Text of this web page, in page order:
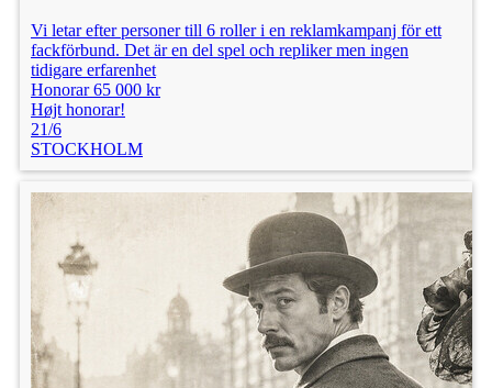
Vi letar efter personer till 6 roller i en reklamkampanj för ett
fackförbund. Det är en del spel och repliker men ingen
tidigare erfarenhet
Honorar 65 000 kr
Højt honorar!
21/6
STOCKHOLM